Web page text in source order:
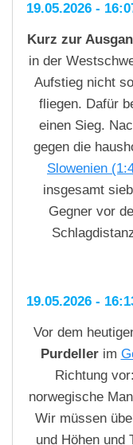
19.05.2026 -
Kurz zur
in der
Aufstieg nicht
fliegen. Dafür
einen Sieg.
gegen die
Slowenien
insgesamt
Gegner vor
19.05.2026 -
Vor dem
Purdellerim
Richtung
norwegische
Wir müssen
und Höhen und